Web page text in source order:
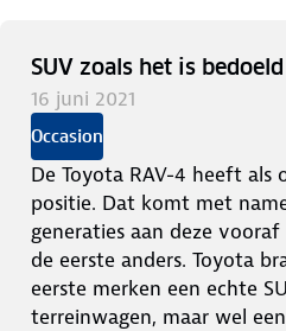
SUV zoals het is bedoeld
16 juni 2021
Occasion
De Toyota RAV-4 heeft als
positie. Dat komt met
generaties aan deze
de eerste anders. Toyota
eerste merken een echte
terreinwagen, maar wel